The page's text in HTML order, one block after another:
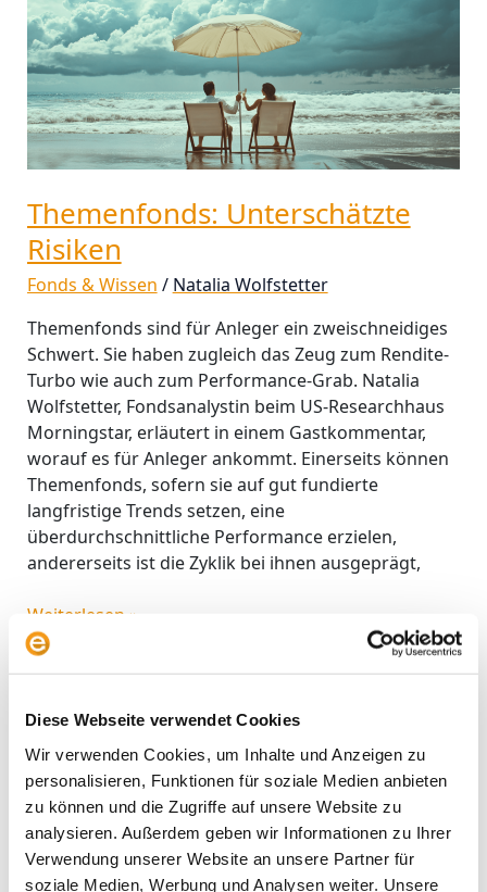
Diese Webseite verwendet Cookies
Wir verwenden Cookies, um Inhalte und Anzeigen zu
personalisieren, Funktionen für soziale Medien anbieten
zu können und die Zugriffe auf unsere Website zu
analysieren. Außerdem geben wir Informationen zu Ihrer
Verwendung unserer Website an unsere Partner für
soziale Medien, Werbung und Analysen weiter. Unsere
Themenfonds: Unterschätzte
Risiken
Fonds & Wissen / Natalia Wolfstetter
Themenfonds sind für Anleger ein zweischneidiges
Schwert. Sie haben zugleich das Zeug zum Rendite-
Turbo wie auch zum Performance-Grab. Natalia
Wolfstetter, Fondsanalystin beim US-Researchhaus
Morningstar, erläutert in einem Gastkommentar,
worauf es für Anleger ankommt. Einerseits können
Themenfonds, sofern sie auf gut fundierte
langfristige Trends setzen, eine
überdurchschnittliche Performance erzielen,
andererseits ist die Zyklik bei ihnen ausgeprägt,
Risiken
Weiterlesen »
Suchen
Suchen